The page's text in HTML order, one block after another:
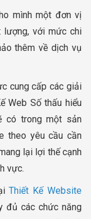
mình một đơn vị
lượng, với mức chi
thêm về dịch vụ
cung cấp các giải
Web Số thấu hiểu
có trong một sản
theo yêu cầu cần
lại lợi thế cạnh
vực.
Thiết Kế Website
đủ các chức năng